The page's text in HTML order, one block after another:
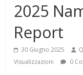
2025
Report
30 Giugno 2025
Visualizzazioni
0